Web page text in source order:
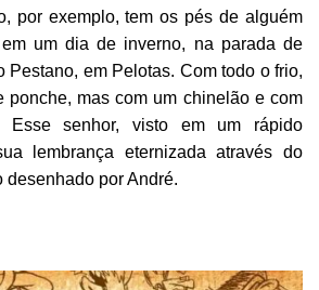
por exemplo, tem os pés de alguém
um dia de inverno, na parada de
Pestano, em Pelotas. Com todo o frio,
ponche, mas com um chinelão e com
senhor, visto em um rápido
lembrança eternizada através do
desenhado por André.